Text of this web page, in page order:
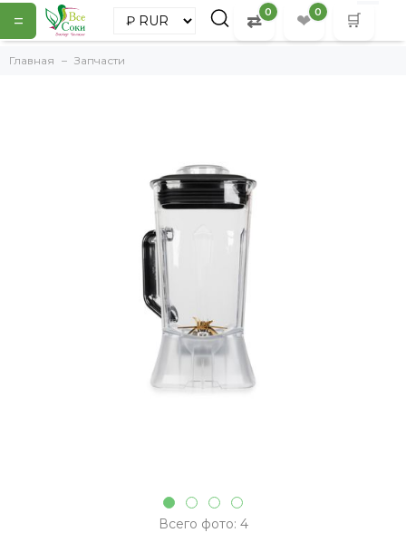
= ⇄ 0 ❤ 0 🛒
Главная Запчасти
Всего фото: 4